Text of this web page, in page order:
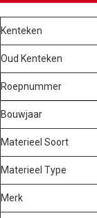
Kenteken
Oud Kenteken
Roepnummer
Bouwjaar
Materieel Soort
Materieel Type
Merk